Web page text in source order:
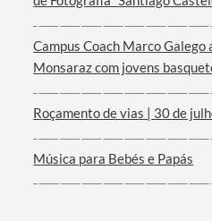
Campus Coach Marco Galego
Monsaraz com jovens
Roçamento de vias | 30 de
Música para Bebés e Papás